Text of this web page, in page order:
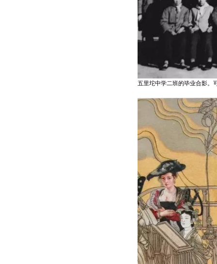
五里坨中学二班的毕业合影。